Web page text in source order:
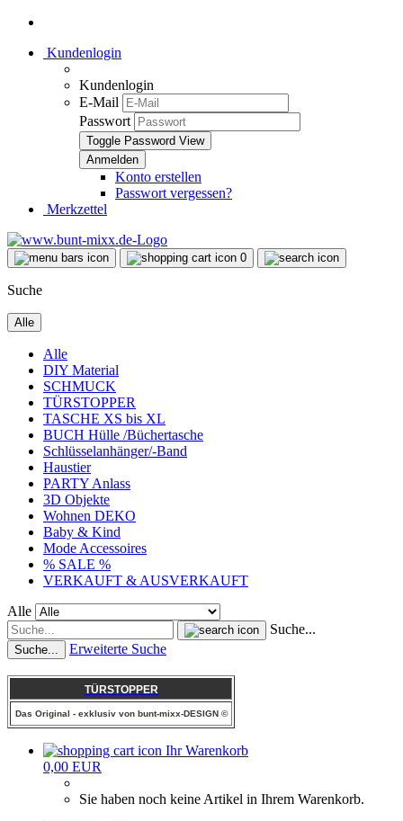
Kundenlogin
Kundenlogin
E-Mail
Passwort
Toggle Password View
Konto erstellen
Passwort vergessen?
Merkzettel
0
Suche
Alle
Alle
DIY Material
SCHMUCK
TÜRSTOPPER
TASCHE XS bis XL
BUCH Hülle /Büchertasche
Schlüsselanhänger/-Band
Haustier
PARTY Anlass
3D Objekte
Wohnen DEKO
Baby & Kind
Mode Accessoires
% SALE %
VERKAUFT & AUSVERKAUFT
Alle
Suche...
Suche... Erweiterte Suche
TÜRSTOPPER
Das Original - exklusiv von bunt-mixx-DESIGN ©
Ihr Warenkorb
0,00 EUR
Sie haben noch keine Artikel in Ihrem Warenkorb.